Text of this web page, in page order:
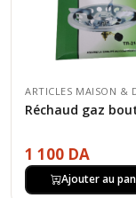
ARTICLES MAISON &
Réchaud gaz
1 100 DA
Ajouter au